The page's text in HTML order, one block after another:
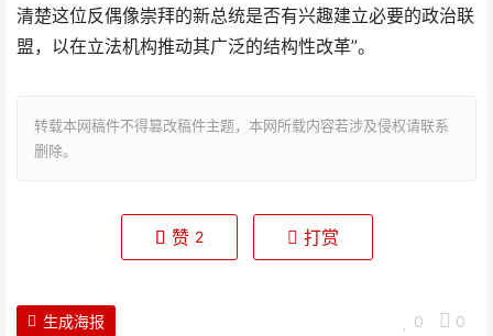
清楚这位反偶像崇拜的新总统是否有兴趣建立必要的政治联
盟，以在立法机构推动其广泛的结构性改革”。
转载本网稿件不得篡改稿件主题，本网所载内容若涉及侵权请联系
删除。
赞 2 打赏
0 0
生成海报